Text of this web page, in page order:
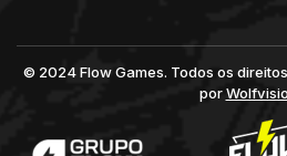
© 2024 Flow Games. Todos os
por